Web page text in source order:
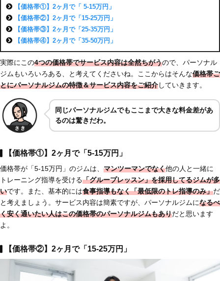
【価格帯①】2ヶ月で「 5-15万円」
【価格帯②】2ヶ月で「15-25万円」
【価格帯③】2ヶ月で「25-35万円」
【価格帯④】2ヶ月で「35-50万円」
実際にこの4つの価格帯でサービス内容は全然ちがうので、パーソナル
ジムもいろいろある、と考えてくださいね。ここからはそんな価格帯ご
とにパーソナルジムの特徴＆サービス内容をご紹介していきます。
同じパーソナルジムでもここまで大きな料金差があ
るのは驚きだわ。
【価格帯①】2ヶ月で「5-15万円」
価格帯が「5-15万円」のジムは、 マンツーマンでなく他の人と一緒に
トレーニング指導を受ける「グループレッスン」を採用してるジムが多
いです。また、基本的には食事指導もなく「最低限のトレ指導のみ」だ
と考えましょう。サービス内容は簡素ですが、パーソナルジムになるべ
く安く通いたい人はこの価格帯のパーソナルジムもありだと思います
よ。
【価格帯②】2ヶ月で「15-25万円」